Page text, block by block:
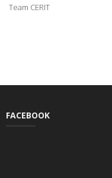
Team CERIT
FACEBOOK